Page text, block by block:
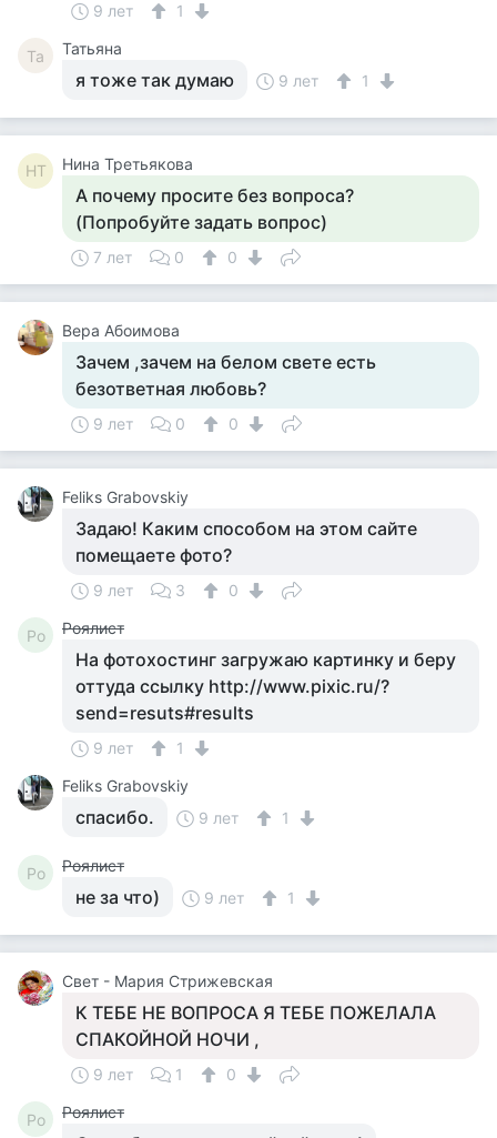
9 лет 1
Та Татьяна
я тоже так думаю 9 лет 1
НТ Нина Третьякова
А почему просите без вопроса?
(Попробуйте задать вопрос)
7 лет 0 0
Вера Абоимова
Зачем ,зачем на белом свете есть
безответная любовь?
9 лет 0 0
Feliks Grabovskiy
Задаю! Каким способом на этом сайте
помещаете фото?
9 лет 3 0
Ро Роялист
На фотохостинг загружаю картинку и беру
оттуда ссылку http://www.pixic.ru/?
send=resuts#results
9 лет
1
Feliks Grabovskiy
спасибо. 9 лет 1
Ро Роялист
не за что) 9 лет 1
Свет - Мария Стрижевская
К ТЕБЕ НЕ ВОПРОСА Я ТЕБЕ ПОЖЕЛАЛА
СПАКОЙНОЙ НОЧИ ,
9 лет 1 0
Ро Роялист